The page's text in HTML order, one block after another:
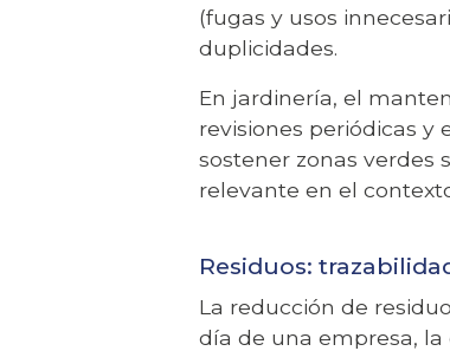
(fugas y usos
duplicidades.
En jardinería, el
revisiones periódicas y
sostener zonas verdes
relevante en el
Residuos:
La reducción de
día de una empresa,